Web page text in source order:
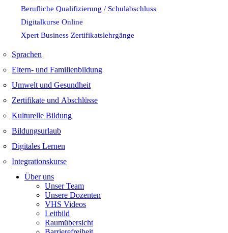
Berufliche Qualifizierung / Schulabschluss
Digitalkurse Online
Xpert Business Zertifikatslehrgänge
Sprachen
Eltern- und Familienbildung
Umwelt und Gesundheit
Zertifikate und Abschlüsse
Kulturelle Bildung
Bildungsurlaub
Digitales Lernen
Integrationskurse
Über uns
Unser Team
Unsere Dozenten
VHS Videos
Leitbild
Raumübersicht